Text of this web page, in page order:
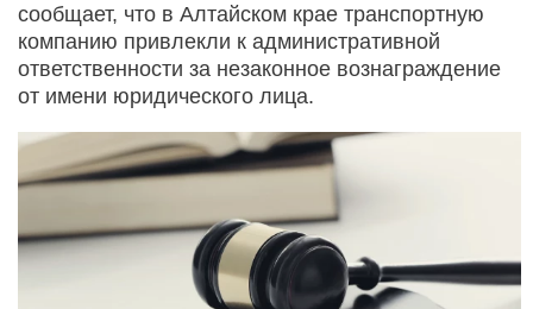
сообщает, что в Алтайском крае транспортную
компанию привлекли к административной
ответственности за незаконное вознаграждение
от имени юридического лица.